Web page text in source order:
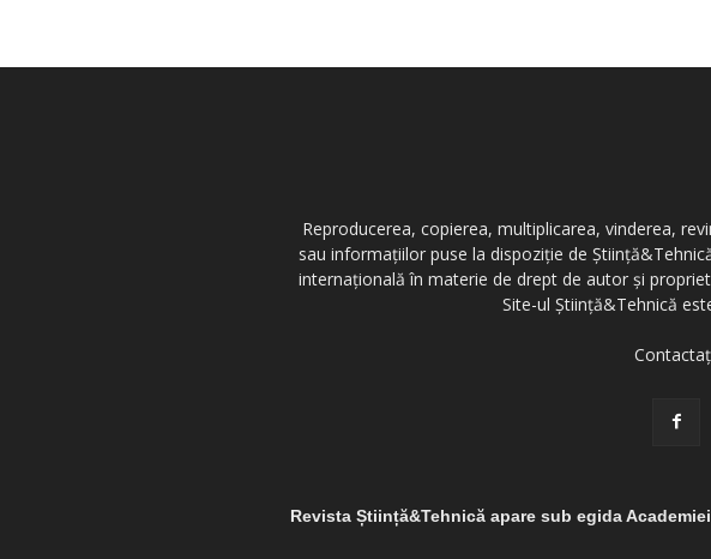
Reproducerea, copierea, multiplicarea, vinderea,
sau informațiilor puse la dispoziție de
internațională în materie de drept de autor și
Site-ul Știință&Tehnică
Revista Știință&Tehnică apare sub egida